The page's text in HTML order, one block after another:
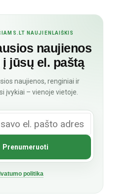
NAUJIENLAIŠKIS
naujienos
jūsų el. paštą
naujienos, renginiai ir
įvykiai – vienoje vietoje.
politika